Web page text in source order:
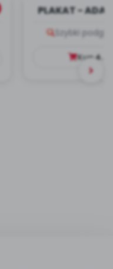
PLAKAT -
Szybki
Kup